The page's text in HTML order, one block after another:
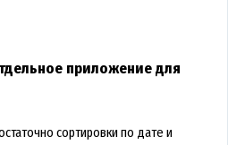
приложение для
сортировки по дате и